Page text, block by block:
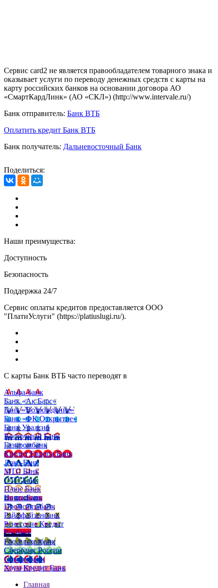
Сервис card2 не является правообладателем товарного знака и
оказывает услуги по переводу денежных средств с карты на
карту российских банков на основании договора АО
«СмартКардЛинк» (АО «СКЛ») (http://www.intervale.ru/)
Банк отправитель: Банк ВТБ
Оплатить кредит Банк ВТБ
Банк получатель: Дальневосточный Банк
Поделиться:
Наши преимущества:
Доступность
Безопасность
Поддержка 24/7
Сервис оплаты кредитов предоставляется ООО
"ПлатиУслуги" (https://platiuslugi.ru/).
С карты Банк ВТБ часто переводят в
Альфа-банк
Банк «Ак Барс»
Банк «Возрождение»
Банк «ФК Открытие»
Банк Уралсиб
Восточный Банк
Газпромбанк
Кредит Европа Банк
Локо-Банк
МТС Банк
ОТП Банк
Плюс Банк
Почта Банк
Промсвязьбанк
Райффайзенбанк
Ренессанс Кредит
Росбанк
Россельхозбанк
Сбербанк России
Совкомбанк
Хоум Кредит Банк
Главная